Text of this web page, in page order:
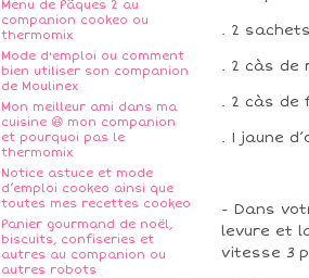
Menu de Pâques 2 au
companion cookeo ou
thermomix
Mode d'emploi ou comment
bien utiliser son companion
de Moulinex
Mon meilleur ami dans ma
cuisine 😆 mon companion
et pourquoi pas le
thermomix
Notice astuce et mode
d’emploi cookeo ainsi que
toutes mes recettes cookeo
Panier gourmand de noël,
biscuits, confiseries et
autres au companion ou
autres robots
. 2
. 2 càs de
. 2 càs de
. 1 jaune
- Dans
levure et
vitesse 3